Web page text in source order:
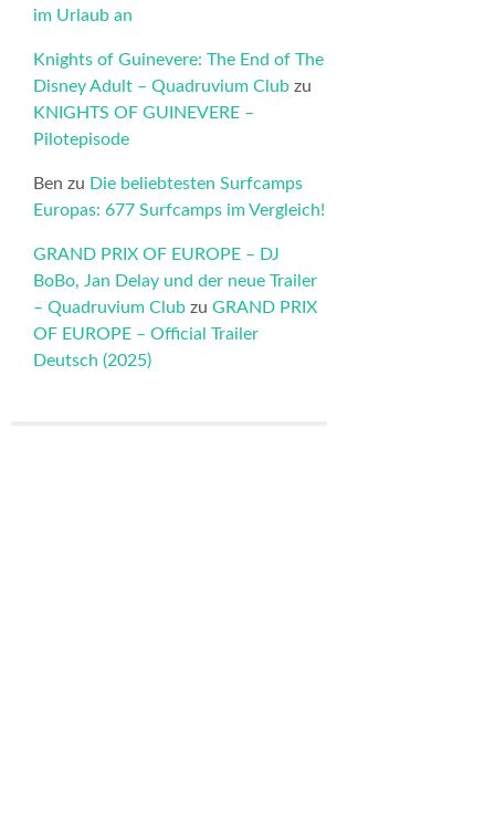
im Urlaub an
Knights of Guinevere: The End of The
Disney Adult – Quadruvium Club zu
KNIGHTS OF GUINEVERE –
Pilotepisode
Ben zu Die beliebtesten Surfcamps
Europas: 677 Surfcamps im Vergleich!
GRAND PRIX OF EUROPE – DJ
BoBo, Jan Delay und der neue Trailer
– Quadruvium Club zu GRAND PRIX
OF EUROPE – Official Trailer
Deutsch (2025)